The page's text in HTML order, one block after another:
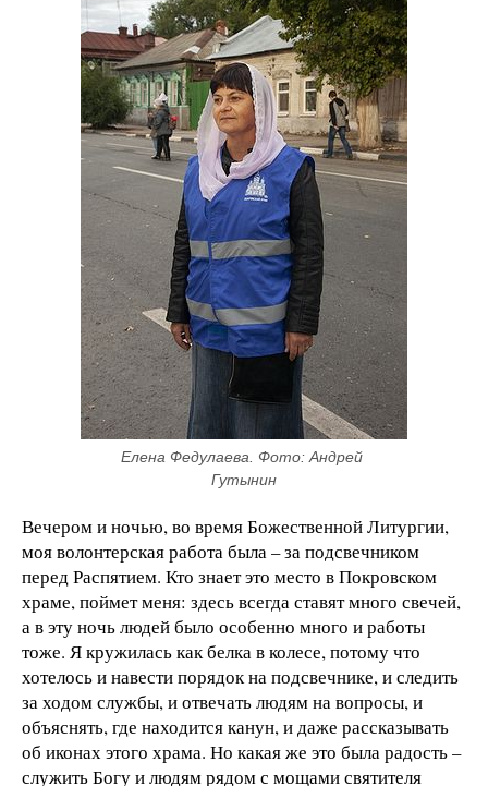
Елена Федулаева. Фото: Андрей
Гутынин
Вечером и ночью, во время Божественной Литургии,
моя волонтерская работа была – за подсвечником
перед Распятием. Кто знает это место в Покровском
храме, поймет меня: здесь всегда ставят много свечей,
а в эту ночь людей было особенно много и работы
тоже. Я кружилась как белка в колесе, потому что
хотелось и навести порядок на подсвечнике, и следить
за ходом службы, и отвечать людям на вопросы, и
объяснять, где находится канун, и даже рассказывать
об иконах этого храма. Но какая же это была радость –
служить Богу и людям рядом с мощами святителя